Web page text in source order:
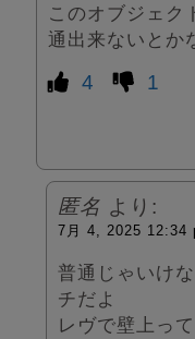
このオブジェク
通出来ないとか
4 1
匿名 より:
7月 4, 2025 12:34
普通じゃいけ
チだよ
レヴで壁上っ